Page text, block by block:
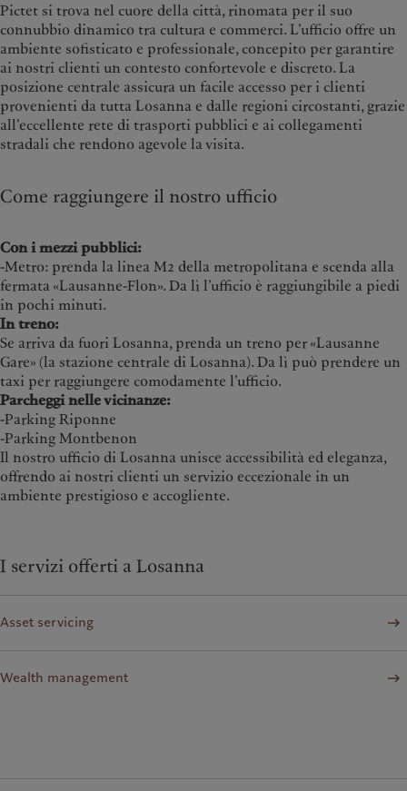
Pictet si trova nel cuore della città, rinomata per il suo
connubbio dinamico tra cultura e commerci. L’ufficio offre un
ambiente sofisticato e professionale, concepito per garantire
ai nostri clienti un contesto confortevole e discreto. La
posizione centrale assicura un facile accesso per i clienti
provenienti da tutta Losanna e dalle regioni circostanti, grazie
all’eccellente rete di trasporti pubblici e ai collegamenti
stradali che rendono agevole la visita.
Come raggiungere il nostro ufficio
Con i mezzi pubblici:
-Metro: prenda la linea M2 della metropolitana e scenda alla
fermata «Lausanne-Flon». Da lì l’ufficio è raggiungibile a piedi
in pochi minuti.
In treno:
Se arriva da fuori Losanna, prenda un treno per «Lausanne
Gare» (la stazione centrale di Losanna). Da lì può prendere un
taxi per raggiungere comodamente l’ufficio.
Parcheggi nelle vicinanze:
-Parking Riponne
-Parking Montbenon
Il nostro ufficio di Losanna unisce accessibilità ed eleganza,
offrendo ai nostri clienti un servizio eccezionale in un
ambiente prestigioso e accogliente.
I servizi offerti a Losanna
Asset servicing
Wealth management